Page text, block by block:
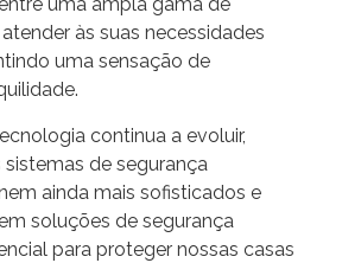
uma ampla gama de
às suas necessidades
uma sensação de
continua a evoluir,
de segurança
ainda mais sofisticados e
soluções de segurança
para proteger nossas casas